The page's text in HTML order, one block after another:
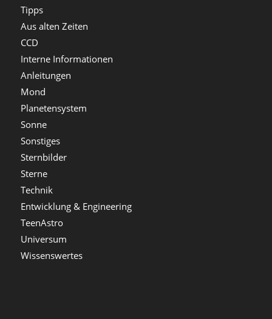
Tipps
Aus alten Zeiten
CCD
Interne Informationen
Anleitungen
Mond
Planetensystem
Sonne
Sonstiges
Sternbilder
Sterne
Technik
Entwicklung & Engineering
TeenAstro
Universum
Wissenswertes